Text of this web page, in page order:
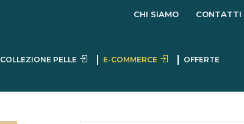
CHI SIAMO CONTATTI
COLLEZIONE PELLE E-COMMERCE OFFERTE